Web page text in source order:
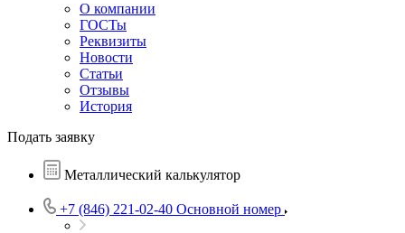
О компании
ГОСТы
Реквизиты
Новости
Статьи
Отзывы
История
Подать заявку
Металлический калькулятор
+7 (846) 221-02-40 Основной номер